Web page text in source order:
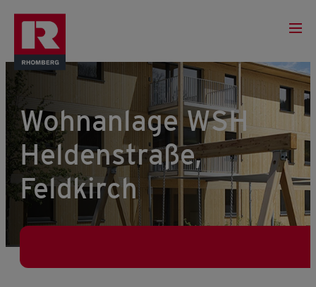
Wohnanlage WSH
Heldenstraße,
Feldkirch